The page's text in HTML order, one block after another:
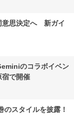
意思決定へ 新ガイ
のコラボイベン
宿で開催
スタイルを披露！